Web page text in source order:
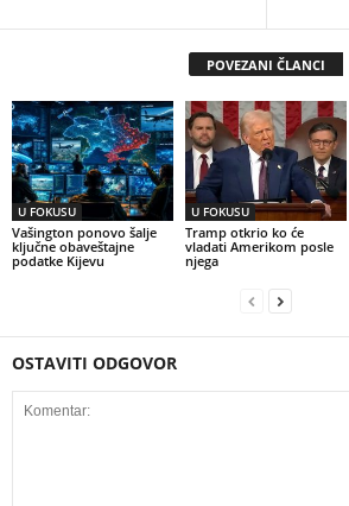
POVEZANI ČLANCI
U FOKUSU
Vašington ponovo šalje
ključne obaveštajne
podatke Kijevu
U FOKUSU
Tramp otkrio ko će
vladati Amerikom posle
njega
OSTAVITI ODGOVOR